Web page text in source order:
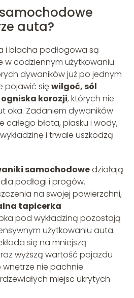
auta?
i blacha podłogowa są
w codziennym użytkowaniu
dywaników już po jednym
pojawić sięwilgoć, sól
korozji, których nie
oka. Zadaniem dywaników
całego błota, piasku i wody,
i trwale uszkodzą
samochodowedziałają
podłogi i progów.
na swojej powierzchni,
tapicerka
pod wykładziną pozostają
użytkowaniu auta.
się na mniejszą
wyższą wartość pojazdu
nie pachnie
miejsc ukrytych